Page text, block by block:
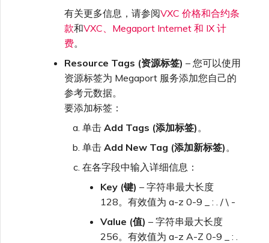
有关更多信息，请参阅VXC 价格和合约条
款和VXC、Megaport Internet 和 IX 计
费。
Resource Tags (资源标签) – 您可以使用
资源标签为 Megaport 服务添加您自己的
参考元数据。
要添加标签：
单击 Add Tags (添加标签) 。
单击 Add New Tag (添加新标签) 。
在各字段中输入详细信息：
Key (键) – 字符串最大长度
128。有效值为 a-z 0-9 _ : . / \ -
Value (值) – 字符串最大长度
256。有效值为 a-z A-Z 0-9 _ : .